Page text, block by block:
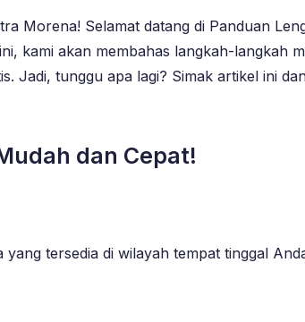
Morena! Selamat datang di Panduan
kami akan membahas langkah-langkah
Jadi, tunggu apa lagi? Simak artikel ini
dan Cepat!
tersedia di wilayah tempat tinggal